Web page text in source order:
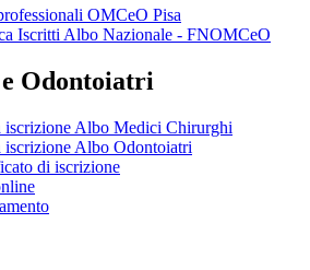
OMCeO Pisa
Iscritti Albo Nazionale - FNOMCeO
Odontoiatri
iscrizione Albo Medici Chirurghi
iscrizione Albo Odontoiatri
di iscrizione